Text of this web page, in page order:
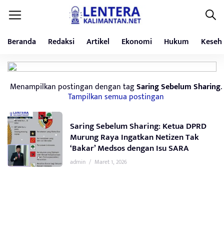
Beranda Redaksi Artikel Ekonomi Hukum
Menampilkan postingan dengan tagSaring Sebelum Sharing.
Tampilkan semua postingan
Saring Sebelum Sharing: Ketua DPRD
Murung Raya Ingatkan Netizen Tak
‘Bakar’ Medsos dengan Isu SARA
admin / Maret 1, 2026